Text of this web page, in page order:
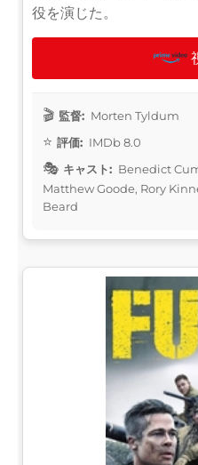
役を演じた。
監督: Morten Tyldum
評価: IMDb 8.0
キャスト: Benedict
Matthew Goode, Rory
Beard